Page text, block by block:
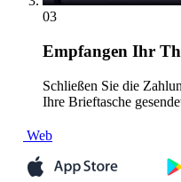
03
Empfangen Ihr
Schließen Sie die
Ihre Brieftasche
Web